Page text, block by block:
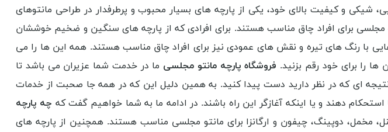
شیکی و کیفیت بالای خود، یکی از پارچه های بسیار محبوب و پرطرفدار در طراحی مانتوهای
برای افراد چاق مناسب هستند. برای افرادی که از پارچه های سنگین و ضخیم خوششان
با رنگ های تیره و نقش های عمودی نیز برای افراد چاق مناسب هستند. همه این ها را می
ها را برای خود رقم بزنید. فروشگاه پارچه مانتو مجلسی ما در خدمت شما عزیران می باشد تا
نتیجه ای که در نظر دارید دست پیدا کنید. به همین دلیل این که در همه جا صحبت از خدمات
دهند و یا اینکه آغازگر این راه باشند. در ادامه ما به شما خواهیم گفت که چه پارچه
مخمل، دوپینگ، چیفون و ارگانزا برای مانتو مجلسی مناسب هستند. همچنین از پارچه های